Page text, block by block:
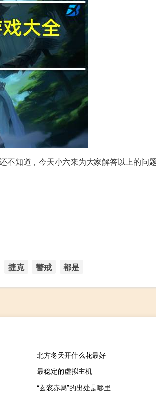
不知道，今天小六来为大家解答以上的问
捷克 警戒 都是
北方冬天开什么花最好
最稳定的虚拟主机
“玄衮赤舄”的出处是哪里